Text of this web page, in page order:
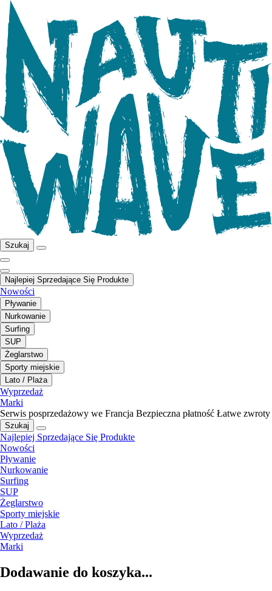
Szukaj
Najlepiej Sprzedające Się Produkte
Nowości
Pływanie
Nurkowanie
Surfing
SUP
Żeglarstwo
Sporty miejskie
Lato / Plaża
Wyprzedaż
Marki
Serwis posprzedażowy we Francja Bezpieczna płatność Łatwe zwroty
Szukaj
Najlepiej Sprzedające Się Produkte
Nowości
Pływanie
Nurkowanie
Surfing
SUP
Żeglarstwo
Sporty miejskie
Lato / Plaża
Wyprzedaż
Marki
Dodawanie do koszyka...